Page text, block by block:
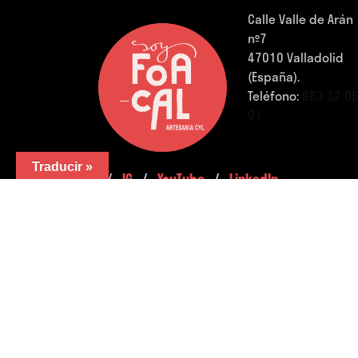
Calle Valle de Arán
nº7
47010 Valladolid
(España).
Teléfono:
FB./IG./YouTube./LinkedIn.
Traducir »